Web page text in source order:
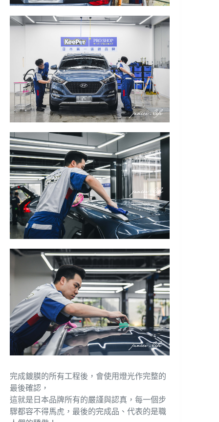
完成鍍膜的所有工程後，會使用燈光作完整的
最後確認，
這就是日本品牌所有的嚴謹與認真，每一個步
驟都容不得馬虎，最後的完成品、代表的是職